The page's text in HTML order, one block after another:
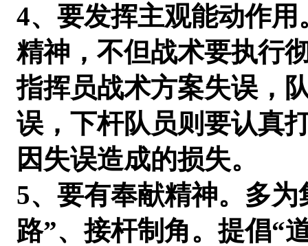
4、要发挥主观能动作
精神，不但战术要执行
指挥员战术方案失误，
误，下杆队员则要认真
因失误造成的损失。
5、要有奉献精神。多
路”、接杆制角。提倡“